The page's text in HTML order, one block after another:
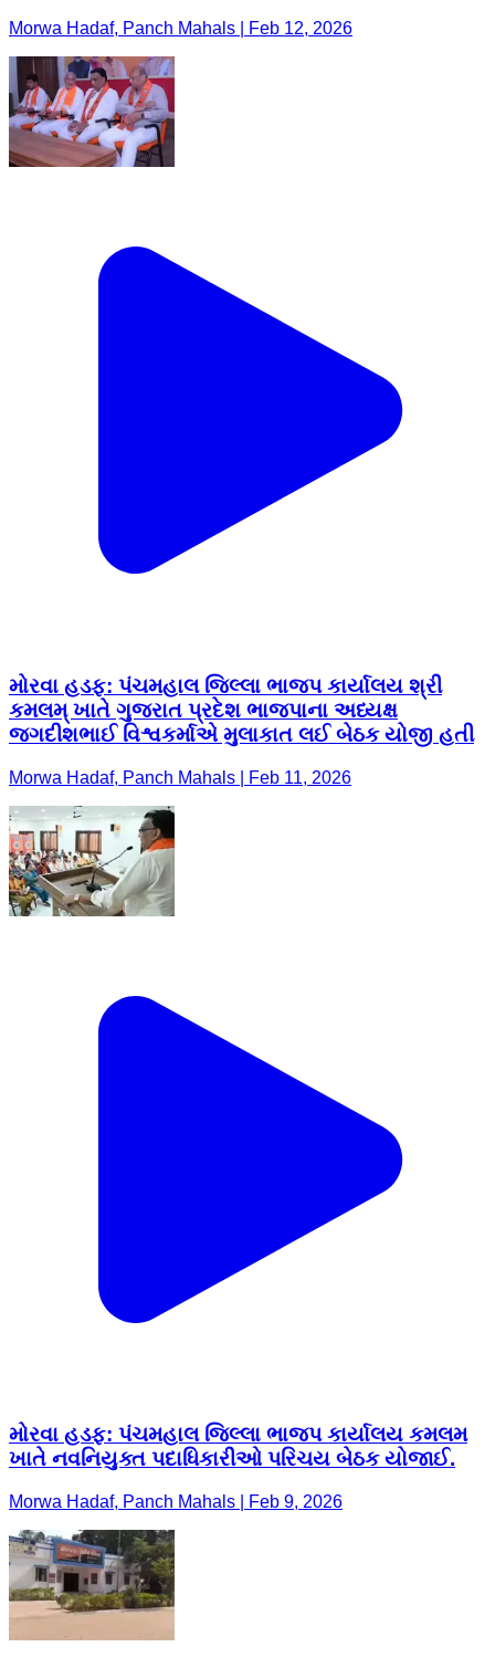
Morwa Hadaf, Panch Mahals | Feb 12, 2026
મોરવા હડફ: પંચમહાલ જિલ્લા ભાજપ કાર્યાલય શ્રી
કમલમ્ ખાતે ગુજરાત પ્રદેશ ભાજપાના અધ્યક્ષ
જગદીશભાઈ વિશ્વકર્માએ મુલાકાત લઈ બેઠક યોજી હતી
Morwa Hadaf, Panch Mahals | Feb 11, 2026
મોરવા હડફ: પંચમહાલ જિલ્લા ભાજપ કાર્યાલય કમલમ
ખાતે નવનિયુક્ત પદાધિકારીઓ પરિચય બેઠક યોજાઈ.
Morwa Hadaf, Panch Mahals | Feb 9, 2026